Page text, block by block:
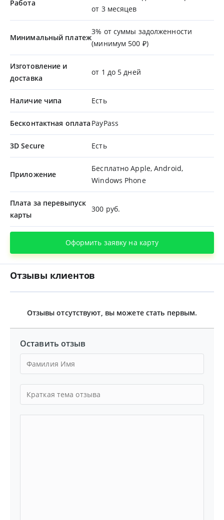
Работа
от 3 месяцев
Минимальный платеж
3% от суммы задолженности
(минимум 500 ₽)
Изготовление и
доставка
от 1 до 5 дней
Наличие чипа Есть
Бесконтактная оплата PayPass
3D Secure Есть
Приложение
Бесплатно Apple, Android,
Windows Phone
Плата за перевыпуск
карты
300 руб.
Оформить заявку на карту
Отзывы клиентов
Отзывы отсутствуют, вы можете стать первым.
Оставить отзыв